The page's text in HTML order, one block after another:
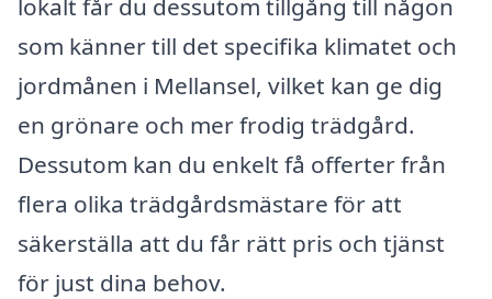
lokalt får du dessutom tillgång till någon
som känner till det specifika klimatet och
jordmånen i Mellansel, vilket kan ge dig
en grönare och mer frodig trädgård.
Dessutom kan du enkelt få offerter från
flera olika trädgårdsmästare för att
säkerställa att du får rätt pris och tjänst
för just dina behov.